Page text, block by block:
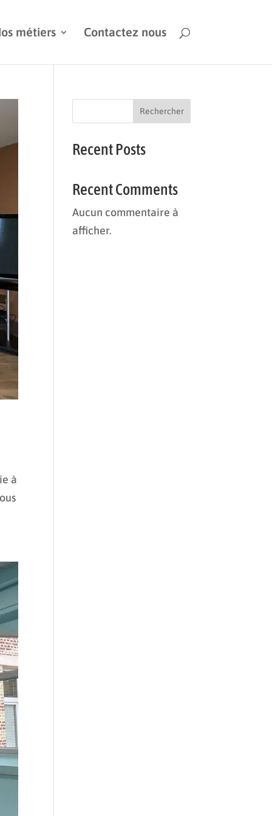
métiers Contactez nous
à
Rechercher
Recent Posts
Recent Comments
Aucun commentaire à
afficher.